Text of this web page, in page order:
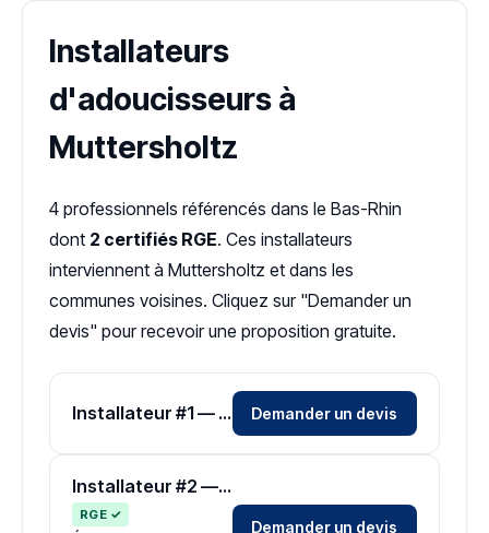
Installateurs
d'adoucisseurs à
Muttersholtz
4 professionnels référencés dans le Bas-Rhin
dont 2 certifiés RGE. Ces installateurs
interviennent à Muttersholtz et dans les
communes voisines. Cliquez sur "Demander un
devis" pour recevoir une proposition gratuite.
Installateur #1 — Zone Bas-Rhin Demander un devis
Installateur #2 — Zone Bas-Rhin
RGE ✓
Demander un devis